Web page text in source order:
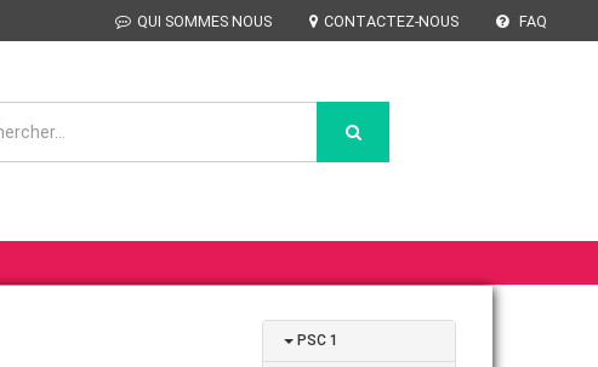
QUI SOMMES NOUS CONTACTEZ-NOUS FAQ
PSC 1